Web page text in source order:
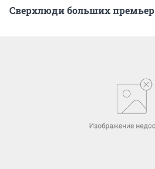
Сверхлюди больших премьер